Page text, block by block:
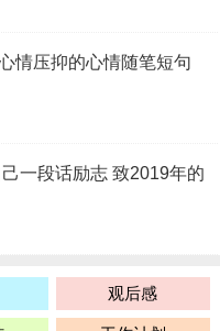
情压抑的心情随笔短句
一段话励志 致2019年的
观后感